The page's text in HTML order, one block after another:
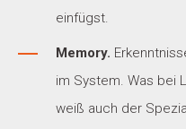
einfügst.
Memory.
im System. Was bei
weiß auch der